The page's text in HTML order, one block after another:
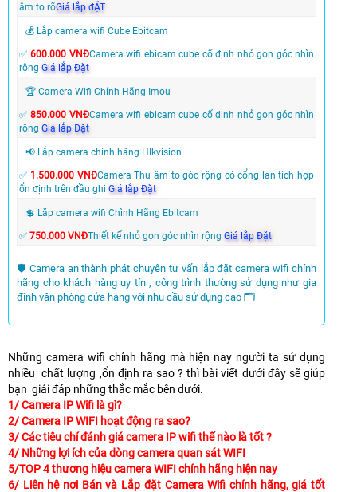
âm to rõGiá lắp đẶT
💰 Lắp camera wifi Cube Ebitcam
✅ 600.000 VNĐCamera wifi ebicam cube cố định nhỏ gọn góc nhìn
rộng Giá lắp Đặt
🏆 Camera Wifi Chính Hãng Imou
✅ 850.000 VNĐCamera wifi ebicam cube cố định nhỏ gọn góc nhìn
rộng Giá lắp Đặt
📢 Lắp camera chính hãng HIkvision
✅ 1.500.000 VNĐCamera Thu âm to góc rộng có cổng lan tích hợp
ổn định trên đầu ghi Giá lắp Đặt
💲 Lắp camera wifi Chình Hãng Ebitcam
✅ 750.000 VNĐThiết kế nhỏ gọn góc nhìn rộng Giá lắp Đặt
🛡 Camera an thành phát chuyên tư vấn lắp đặt camera wifi chính
hãng cho khách hàng uy tín , công trình thường sử dụng như gia
đình văn phòng cửa hàng với nhu cầu sử dụng cao 🗂
Những camera wifi chính hãng mà hiện nay người ta sử dụng
nhiều chất lượng ,ổn định ra sao ? thì bài viết dưới đây sẽ giúp
bạn giải đáp những thắc mắc bên dưới.
1/ Camera IP Wifi là gì?
2/ Camera IP WIFI hoạt động ra sao?
3/ Các tiêu chí đánh giá camera IP wifi thế nào là tốt ?
4/ Những lợi ích của dòng camera quan sát WIFI
5/TOP 4 thương hiệu camera WIFI chính hãng hiện nay
6/ Liên hệ nơi Bán và Lắp đặt Camera Wifi chính hãng, giá tốt